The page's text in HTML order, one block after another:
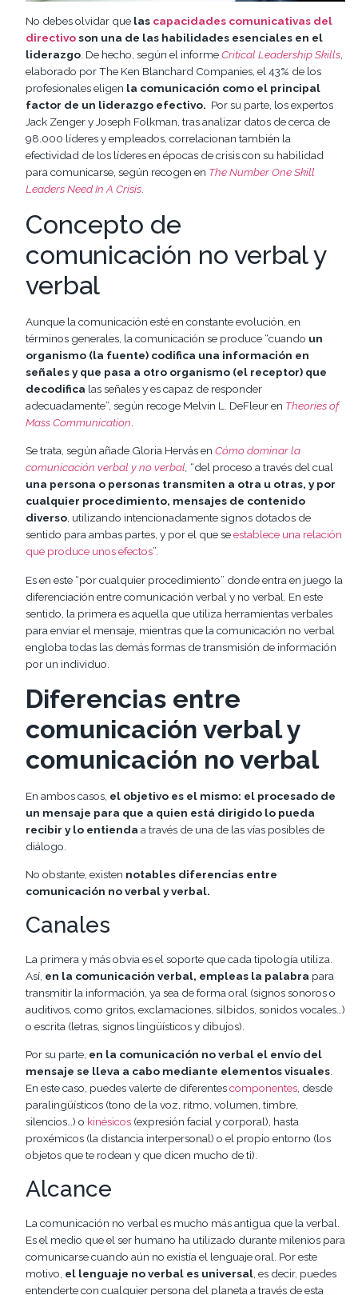
No debes olvidar que las capacidades comunicativas del
directivoson una de las habilidades esenciales en el
liderazgo. De hecho, según el informeCritical Leadership Skills,
elaborado por The Ken Blanchard Companies, el 43% de los
profesionales eligen la comunicación como el principal
factor de un liderazgo efectivo. Por su parte, los expertos
Jack Zenger y Joseph Folkman, tras analizar datos de cerca de
98.000 líderes y empleados, correlacionan también la
efectividad de los líderes en épocas de crisis con su habilidad
para comunicarse, según recogen en The Number One Skill
Leaders Need In A Crisis.
Concepto de
comunicación no verbal y
verbal
Aunque la comunicación esté en constante evolución, en
términos generales, la comunicación se produce “cuando un
organismo (la fuente) codifica una información en
señales y que pasa a otro organismo (el receptor) que
decodifica las señales y es capaz de responder
adecuadamente”, según recoge Melvin L. DeFleur en Theories of
Mass Communication
Se trata, según añade Gloria Hervás en Cómo dominar la
comunicación verbal y no verbal, “del proceso a través del cual
una persona o personas transmiten a otra u otras, y por
cualquier procedimiento, mensajes de contenido
diverso, utilizando intencionadamente signos dotados de
sentido para ambas partes, y por el que seestablece una relación
que produce unos efectos”.
Es en este “por cualquier procedimiento” donde entra en juego la
diferenciación entre comunicación verbal y no verbal. En este
sentido, la primera es aquella que utiliza herramientas verbales
para enviar el mensaje, mientras que la comunicación no verbal
engloba todas las demás formas de transmisión de información
por un individuo.
Diferencias entre
comunicación verbal y
comunicación no verbal
En ambos casos, el objetivo es el mismo: el procesado de
un mensaje para que a quien está dirigido lo pueda
recibir y lo entienda a través de una de las vías posibles de
diálogo.
No obstante, existen notables diferencias entre
comunicación no verbal y verbal.
Canales
La primera y más obvia es el soporte que cada tipología utiliza.
Así, en la comunicación verbal, empleas la palabra para
transmitir la información, ya sea de forma oral (signos sonoros o
auditivos, como gritos, exclamaciones, silbidos, sonidos vocales…)
o escrita (letras, signos lingüísticos y dibujos).
Por su parte, en la comunicación no verbal el envío del
mensaje se lleva a cabo mediante elementos visuales
En este caso, puedes valerte de diferentescomponentes , desde
paralingüísticos (tono de la voz, ritmo, volumen, timbre,
silencios…) o kinésicos (expresión facial y corporal), hasta
proxémicos (la distancia interpersonal) o el propio entorno (los
objetos que te rodean y que dicen mucho de ti).
Alcance
La comunicación no verbal es mucho más antigua que la verbal.
Es el medio que el ser humano ha utilizado durante milenios para
comunicarse cuando aún no existía el lenguaje oral. Por este
motivo, el lenguaje no verbal es universal , es decir, puedes
entenderte con cualquier persona del planeta a través de esta